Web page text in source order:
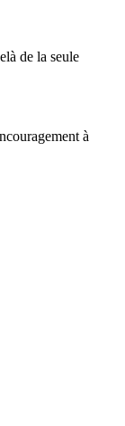
de la seule
à